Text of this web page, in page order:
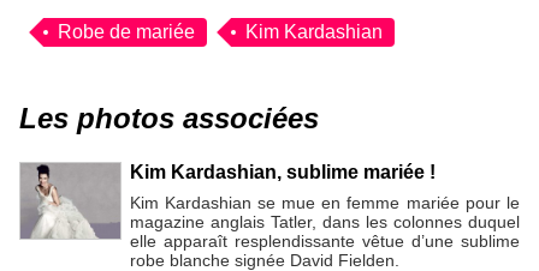
Robe de mariée Kim Kardashian
Les photos associées
Kim Kardashian, sublime mariée !
Kim Kardashian se mue en femme mariée pour le
magazine anglais Tatler, dans les colonnes duquel
elle apparaît resplendissante vêtue d’une sublime
robe blanche signée David Fielden.